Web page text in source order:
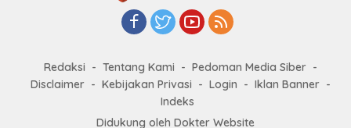
Redaksi Tentang Kami
Pedoman Media Siber
Disclaimer
Kebijakan Privasi Login
Iklan Banner
Indeks
Didukung oleh Dokter Website